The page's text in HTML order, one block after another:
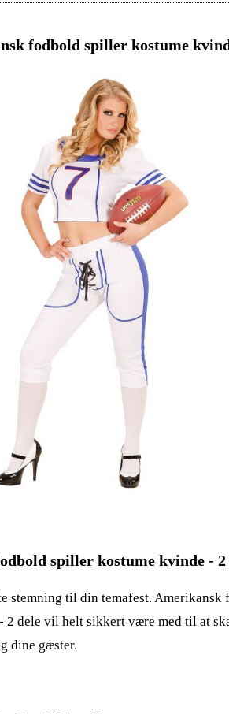
fodbold spiller kostume
spiller kostume kvinde - 2
stemning til din temafest.
2 dele vil helt sikkert være med til at
dine gæster.